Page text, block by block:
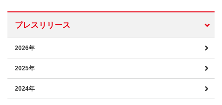
プレスリリース
2026年
2025年
2024年